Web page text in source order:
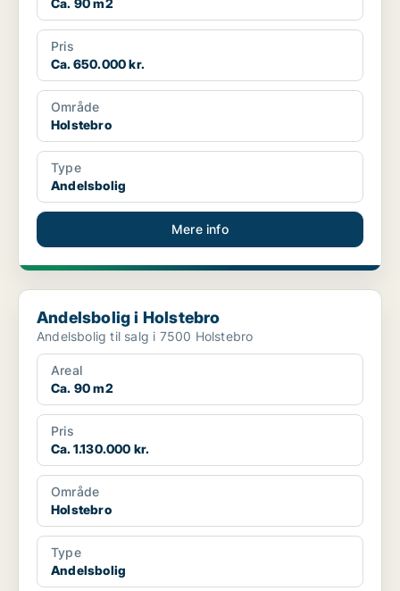
Ca. 90 m2
Pris
Ca. 650.000 kr.
Område
Holstebro
Type
Andelsbolig
Mere info
Andelsbolig i Holstebro
Andelsbolig i Holstebro
Andelsbolig til salg i 7500 Holstebro
Areal
Ca. 90 m2
Pris
Ca. 1.130.000 kr.
Område
Holstebro
Type
Andelsbolig